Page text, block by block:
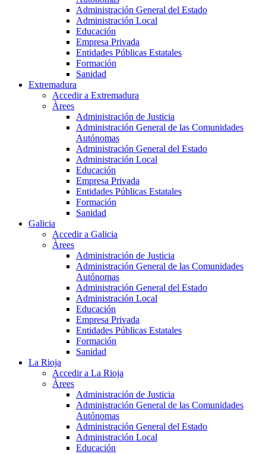
Administración General del Estado
Administración Local
Educación
Empresa Privada
Entidades Públicas Estatales
Formación
Sanidad
Extremadura
Accedir a Extremadura
Àrees
Administración de Justicia
Administración General de las Comunidades
Autónomas
Administración General del Estado
Administración Local
Educación
Empresa Privada
Entidades Públicas Estatales
Formación
Sanidad
Galicia
Accedir a Galicia
Àrees
Administración de Justicia
Administración General de las Comunidades
Autónomas
Administración General del Estado
Administración Local
Educación
Empresa Privada
Entidades Públicas Estatales
Formación
Sanidad
La Rioja
Accedir a La Rioja
Àrees
Administración de Justicia
Administración General de las Comunidades
Autónomas
Administración General del Estado
Administración Local
Educación